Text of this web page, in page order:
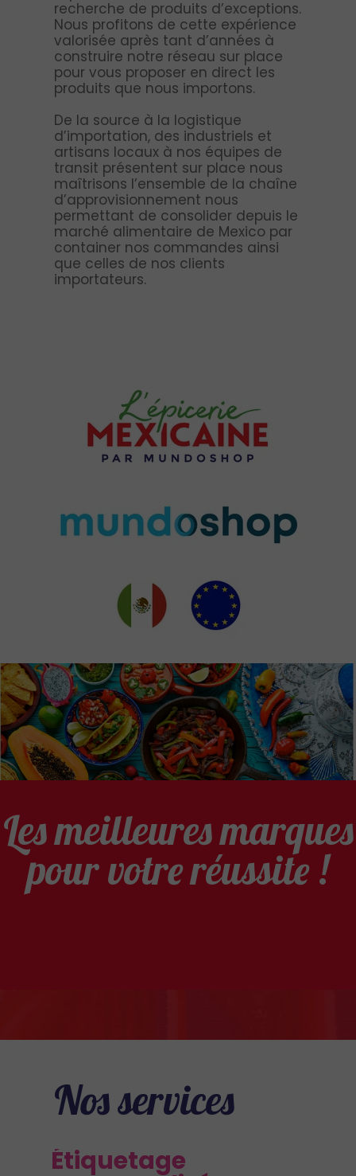
Étiquetage
Nos services
Les meilleures marques
pour votre réussite !
recherche de produits d’exceptions.
Nous profitons de cette expérience
valorisée après tant d’années à
construire notre réseau sur place
pour vous proposer en direct les
produits que nous importons.
De la source à la logistique
d’importation, des industriels et
artisans locaux à nos équipes de
transit présentent sur place nous
maîtrisons l’ensemble de la chaîne
d’approvisionnement nous
permettant de consolider depuis le
marché alimentaire de Mexico par
container nos commandes ainsi
que celles de nos clients
importateurs.